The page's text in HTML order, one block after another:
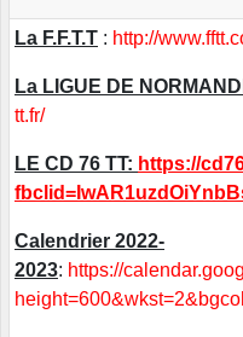
La F.F.T.T : http://
La LIGUE DE
tt.fr/
LE CD 76 TT: https://
Calendrier 2022-
2023: https://